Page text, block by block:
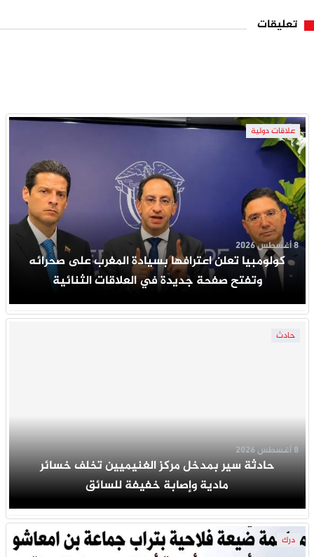
تعليقات
علاقات دولية
كولومبيا تعلن اعترافها بسيادة المغرب على صحرائه
وتفتح صفحة جديدة في العلاقات الثنائية
8 أغسطس 2026
حادث
حادثة سير بمدخل مركز الغنيميين تخلف خسائر
مادية وإصابة خفيفة للسائق
8 أغسطس 2026
درك